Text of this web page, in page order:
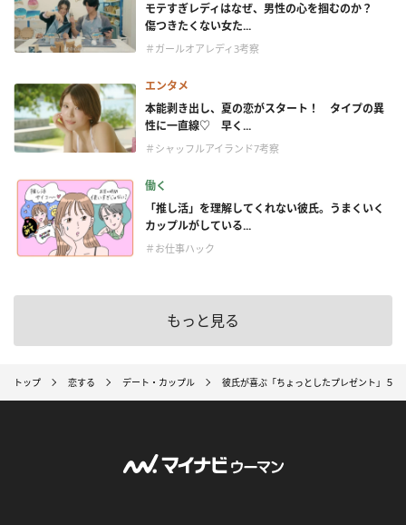
モテすぎレディはなぜ、男性の心を掴むのか？
傷つきたくない女た...
＃ガールオアレディ3考察
エンタメ
本能剥き出し、夏の恋がスタート！ タイプの異
性に一直線♡ 早く...
＃シャッフルアイランド7考察
働く
「推し活」を理解してくれない彼氏。うまくいく
カップルがしている...
＃お仕事ハック
もっと見る
トップ 恋する デート・カップル 彼氏が喜ぶ「ちょっとしたプレゼント」５